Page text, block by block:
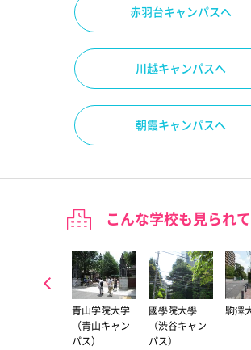
赤羽台キャンパスへ
川越キャンパスへ
朝霞キャンパスへ
こんな学校も見られ
青山学院大学
（青山キャン
パス）
國學院大學
（渋谷キャン
パス）
駒澤